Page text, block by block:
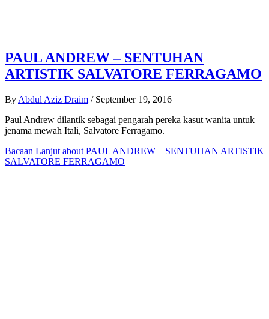
PAUL ANDREW – SENTUHAN
ARTISTIK SALVATORE FERRAGAMO
By Abdul Aziz Draim / September 19, 2016
Paul Andrew dilantik sebagai pengarah pereka kasut wanita untuk
jenama mewah Itali, Salvatore Ferragamo.
Bacaan Lanjut about PAUL ANDREW – SENTUHAN ARTISTIK
SALVATORE FERRAGAMO